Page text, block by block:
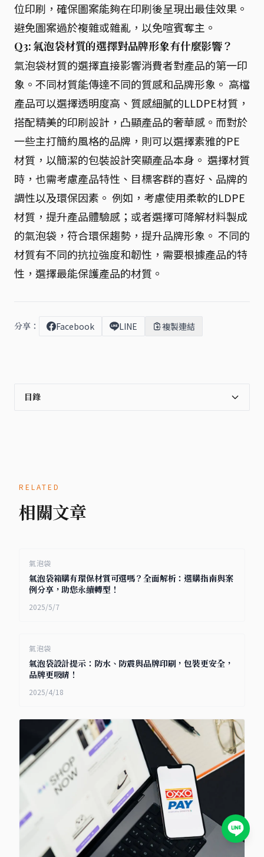
位印刷，確保圖案能夠在印刷後呈現出最佳效果。
避免圖案過於複雜或雜亂，以免喧賓奪主。
Q3: 氣泡袋材質的選擇對品牌形象有什麼影響？
氣泡袋材質的選擇直接影響消費者對產品的第一印
象。不同材質能傳達不同的質感和品牌形象。 高檔
產品可以選擇透明度高、質感細膩的LLDPE材質，
搭配精美的印刷設計，凸顯產品的奢華感。而對於
一些主打簡約風格的品牌，則可以選擇素雅的PE
材質，以簡潔的包裝設計突顯產品本身。 選擇材質
時，也需考慮產品特性、目標客群的喜好、品牌的
調性以及環保因素。 例如，考慮使用柔軟的LDPE
材質，提升產品體驗感；或者選擇可降解材料製成
的氣泡袋，符合環保趨勢，提升品牌形象。 不同的
材質有不同的抗拉強度和韌性，需要根據產品的特
性，選擇最能保護產品的材質。
分享： Facebook LINE 複製連結
目錄
RELATED
相關文章
氣泡袋箱購有環保材質可選嗎？全面解析：選購指南與案
例分享，助您永續轉型！
2025/5/7
氣泡袋設計提示：防水、防震與品牌印刷，包裝更安全，
品牌更吸睛！